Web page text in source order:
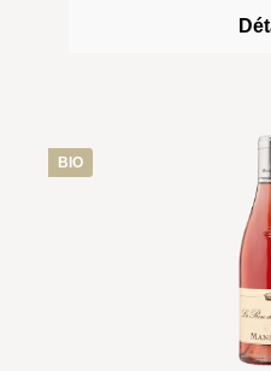
épicées et
Mille e una Notte est
son affinage plusieurs
Cette longue
épices et le bois tout
excellent potentiel de
accompagne les
l’agneau, le gibier et
généreux. Les
également un
BIO